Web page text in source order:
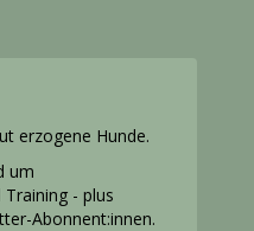
erzogene Hunde.
um
- plus
Abonnent:innen.